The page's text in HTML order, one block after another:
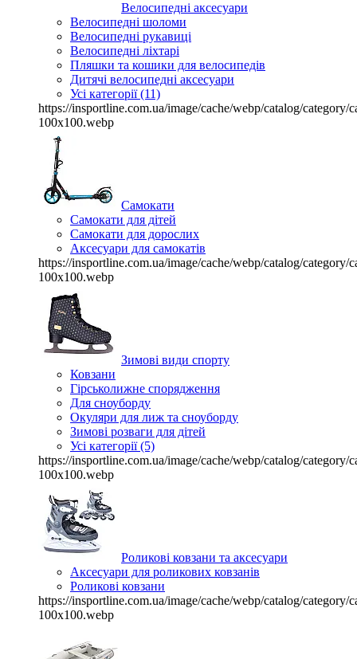
Велосипедні аксесуари
Велосипедні шоломи
Велосипедні рукавиці
Велосипедні ліхтарі
Пляшки та кошики для велосипедів
Дитячі велосипедні аксесуари
Усі категорії (11)
https://insportline.com.ua/image/cache/webp/catalog/category/
100x100.webp
Самокати
Самокати для дітей
Самокати для дорослих
Аксесуари для самокатів
https://insportline.com.ua/image/cache/webp/catalog/category/
100x100.webp
Зимові види спорту
Ковзани
Гірськолижне спорядження
Для сноуборду
Окуляри для лиж та сноуборду
Зимові розваги для дітей
Усі категорії (5)
https://insportline.com.ua/image/cache/webp/catalog/category/
100x100.webp
Роликові ковзани та аксесуари
Аксесуари для роликових ковзанів
Роликові ковзани
https://insportline.com.ua/image/cache/webp/catalog/category/
100x100.webp